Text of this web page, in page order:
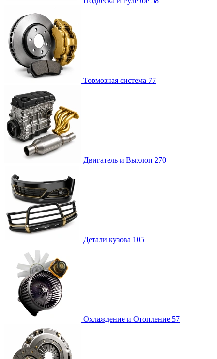
Тормозная система 77
Двигатель и Выхлоп 270
Детали кузова 105
Охлаждение и Отопление 57